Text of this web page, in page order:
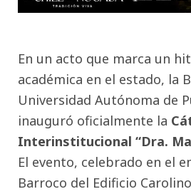
En un acto que marca un
académica en el estado, la
Universidad Autónoma de
inauguró oficialmente la
Interinstitucional “Dra.
El evento, celebrado en el
Barroco del Edificio